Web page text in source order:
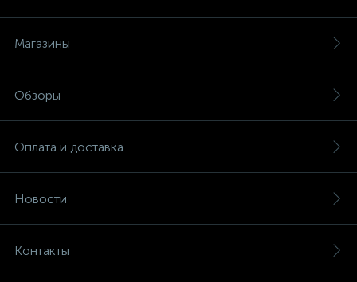
Магазины
Обзоры
Оплата и доставка
Новости
Контакты